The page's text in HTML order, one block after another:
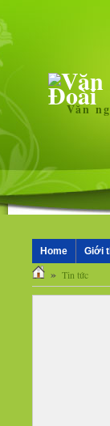
Văn
Home Giới
» Tin tức